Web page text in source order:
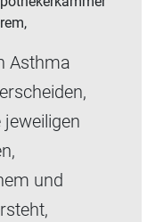
Asthma
und